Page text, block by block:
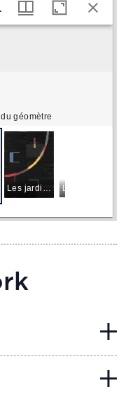
géomètre
Les jardins privés du géomètre Les jardins